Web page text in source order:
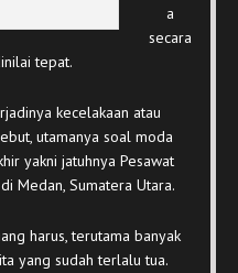
a
secara
tepat.
kecelakaan atau
utamanya soal moda
yakni jatuhnya Pesawat
di Medan, Sumatera Utara.
harus, terutama banyak
yang sudah terlalu tua.